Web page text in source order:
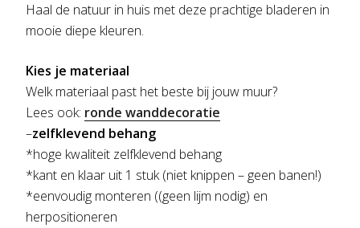
Haal de natuur in huis met deze prachtige bladeren in
mooie diepe kleuren.
Kies je materiaal
Welk materiaal past het beste bij jouw muur?
Lees ook: ronde wanddecoratie
–zelfklevend behang
*hoge kwaliteit zelfklevend behang
*kant en klaar uit 1 stuk (niet knippen – geen banen!)
*eenvoudig monteren ((geen lijm nodig) en
herpositioneren